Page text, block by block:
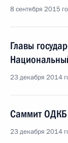
8 сентября 2015
Главы
23 декабря 2014
Саммит ОДКБ
23 декабря 2014